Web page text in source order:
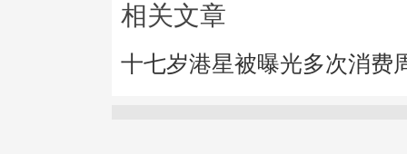
相关文章
十七岁港星被曝光多次消费